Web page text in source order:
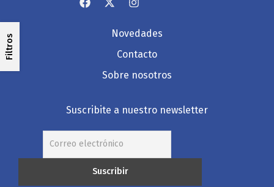
Filtros
Novedades
Contacto
Sobre nosotros
Suscribite a nuestro newsletter